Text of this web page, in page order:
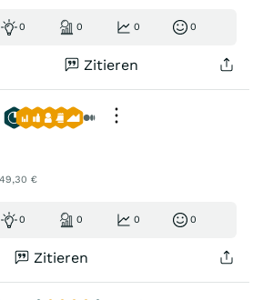
0 0 0 0
Zitieren
€
0 0 0 0
Zitieren